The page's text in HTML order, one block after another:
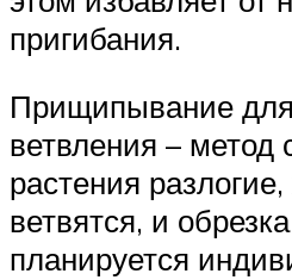
пригибания.
Прищипывание
ветвления – метод
растения
ветвятся, и
планируется